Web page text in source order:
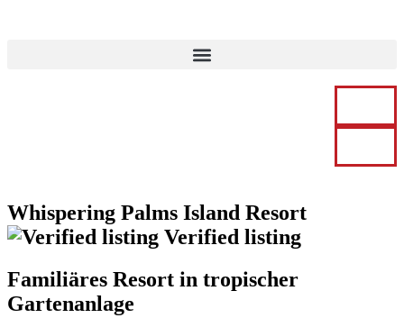
Whispering Palms Island Resort
Verified listing
Familiäres Resort in tropischer
Gartenanlage